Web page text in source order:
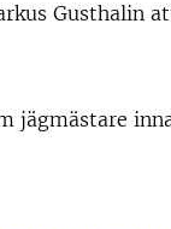
Gusthalin
jägmästare